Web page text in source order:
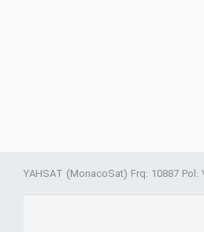
YAHSAT (MonacoSat) Frq: 10887 Pol: